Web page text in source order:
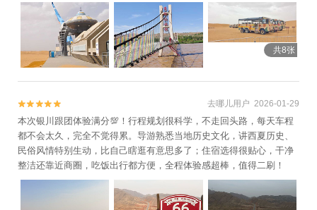
共8张

 去哪儿用户 2026-01-29
本次银川跟团体验满分💯！行程规划很科学，不走回头路，每天车程
都不会太久，完全不觉得累。导游熟悉当地历史文化，讲西夏历史、
民俗风情特别生动，比自己瞎逛有意思多了；住宿选得很贴心，干净
整洁还靠近商圈，吃饭出行都方便，全程体验感超棒，值得二刷！